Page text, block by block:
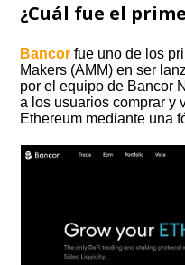
¿Cuál fue el
Bancor fue uno de los
Makers (AMM) en ser
por el equipo de Bancor
a los usuarios comprar y
Ethereum mediante una